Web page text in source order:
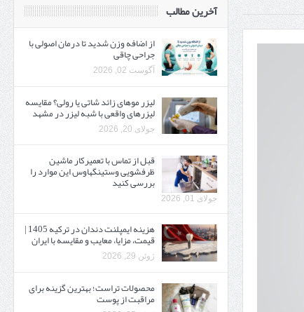
آخرین مطالب
از اضافه وزن شدید تا درمان اصولی با
جراحی چاقی
آگوست 02, 2026
لیزر موهای زائد شاتی یا رولی؟ مقایسه
لیزرهای واقعی با شبه‌ لیزر در مشهد
جولای 20, 2026
قبل از تماس با تعمیرکار ماشین
ظرفشویی وستینگهاوس این موارد را
بررسی کنید
جولای 01, 2026
هزینه ایمپلنت دندان در ترکیه 1405 |
قیمت، مزایا، معایب و مقایسه با ایران
ژوئن 29, 2026
محصولات تراست؛ بهترین گزینه برای
مراقبت از پوست